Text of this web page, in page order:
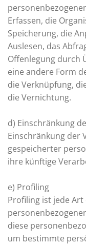
Erfassen, die
Speicherung, die
Auslesen, das
Offenlegung durch
eine andere Form
die Verknüpfung,
die Vernichtung.
d) Einschränkung
Einschränkung der
gespeicherter
ihre künftige
e) Profiling
Profiling ist jede
diese
um bestimmte